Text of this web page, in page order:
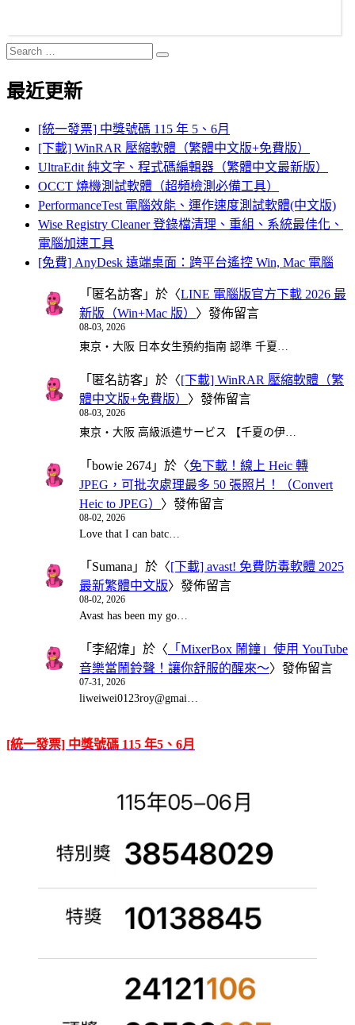
Search
for:
Search
最近更新
[統一發票] 中獎號碼 115 年 5、6月
[下載] WinRAR 壓縮軟體（繁體中文版+免費版）
UltraEdit 純文字、程式碼編輯器（繁體中文最新版）
OCCT 燒機測試軟體（超頻檢測必備工具）
PerformanceTest 電腦效能、運作速度測試軟體(中文版)
Wise Registry Cleaner 登錄檔清理、重組、系統最佳化、
電腦加速工具
[免費] AnyDesk 遠端桌面：跨平台遙控 Win, Mac 電腦
「 匿名訪客 」於〈LINE 電腦版官方下載 2026 最
新版（Win+Mac 版） 〉發佈留言
08-03, 2026
東京・大阪 日本女生預約指南 認準 千夏…
「 匿名訪客 」於〈[下載] WinRAR 壓縮軟體（繁
體中文版+免費版） 〉發佈留言
08-03, 2026
東京・大阪 高級派遣サービス 【千夏の伊…
「 bowie 2674 」於〈免下載！線上 Heic 轉
JPEG，可批次處理最多 50 張照片！（Convert
Heic to JPEG） 〉發佈留言
08-02, 2026
Love that I can batc…
「 Sumana 」於〈[下載] avast! 免費防毒軟體 2025
最新繁體中文版〉發佈留言
08-02, 2026
Avast has been my go…
「 李紹煒 」於〈 「MixerBox 鬧鐘」使用 YouTube
音樂當鬧鈴聲！讓你舒服的醒來～〉發佈留言
07-31, 2026
liweiwei0123roy@gmai…
[統一發票] 中獎號碼 115 年5、6月